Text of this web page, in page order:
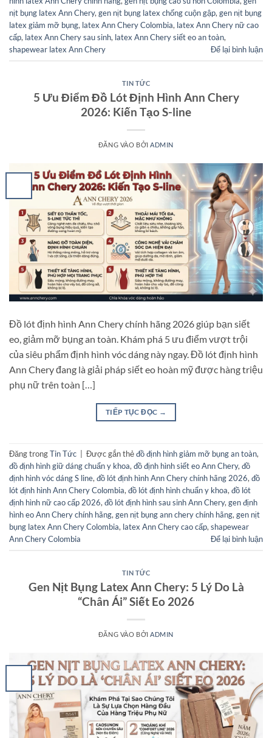
nịt bụng latex Ann Chery,gen nịt bụng latex chống cuộn gập,gen nịt bụng
latex giảm mỡ bụng, latex Ann Chery Colombia, latex Ann Chery nữ cao
cấp, latex Ann Chery sau sinh, latex Ann Chery siết eo an toàn,
shapewear latex Ann Chery
Để lại bình luận
TIN TỨC
5 Ưu Điểm Đồ Lót Định Hình Ann Chery
2026: Kiến Tạo S-line
ĐĂNG VÀO BỞI ADMIN
Đồ lót định hình Ann Chery chính hãng 2026 giúp bạn siết
eo, giảm mỡ bụng an toàn. Khám phá 5 ưu điểm vượt trội
của siêu phẩm định hình vóc dáng này ngay. Đồ lót định hình
Ann Chery đang là giải pháp siết eo hoàn mỹ được hàng triệu
phụ nữ trên toàn […]
TIẾP TỤC ĐỌC →
Đăng trongTin Tức Được gắn thẻđồ định hình giảm mỡ bụng an toàn,
đồ định hình giữ dáng chuẩn y khoa,đồ định hình siết eo Ann Chery,đồ
định hình vóc dáng S line,đồ lót định hình Ann Chery chính hãng 2026,đồ
lót định hình Ann Chery Colombia,đồ lót định hình chuẩn y khoa,đồ lót
định hình nữ cao cấp 2026,đồ lót định hình sau sinh Ann Chery,gen định
hình eo Ann Chery chính hãng,gen nịt bụng ann chery chính hãng,gen nịt
bụng latex Ann Chery Colombia, latex Ann Chery cao cấp,shapewear
Ann Chery Colombia
Để lại bình luận
TIN TỨC
Gen Nịt Bụng Latex Ann Chery: 5 Lý Do Là
“Chân Ái” Siết Eo 2026
ĐĂNG VÀO BỞI ADMIN